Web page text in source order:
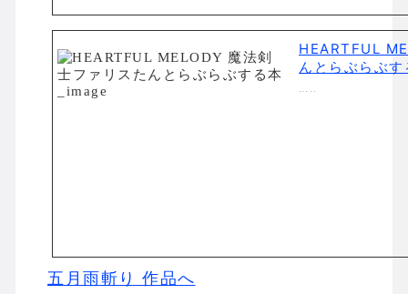
HEARTFUL
んとらぶらぶす
…..
五月雨斬り 作品へ